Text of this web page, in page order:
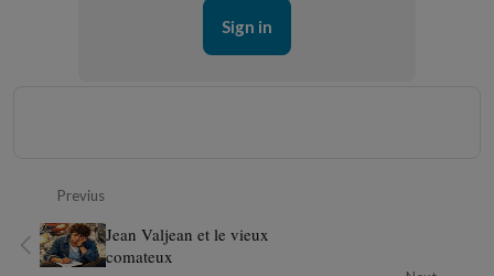
Sign in
Previus
Jean Valjean et le vieux
comateux